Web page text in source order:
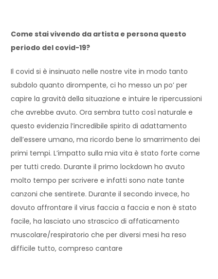
Come stai vivendo da artista e persona questo
periodo del covid-19?
Il covid si è insinuato nelle nostre vite in modo tanto
subdolo quanto dirompente, ci ho messo un po’ per
capire la gravità della situazione e intuire le ripercussioni
che avrebbe avuto. Ora sembra tutto così naturale e
questo evidenzia l’incredibile spirito di adattamento
dell’essere umano, ma ricordo bene lo smarrimento dei
primi tempi. L’impatto sulla mia vita è stato forte come
per tutti credo. Durante il primo lockdown ho avuto
molto tempo per scrivere e infatti sono nate tante
canzoni che sentirete. Durante il secondo invece, ho
dovuto affrontare il virus faccia a faccia e non è stato
facile, ha lasciato uno strascico di affaticamento
muscolare/respiratorio che per diversi mesi ha reso
difficile tutto, compreso cantare